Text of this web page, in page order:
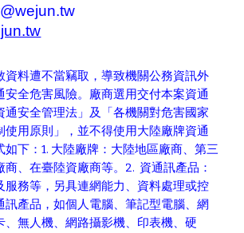
資料遭不當竊取，導致機關公務資訊外
安全危害風險。廠商選用交付本案資通
通安全管理法」及「各機關對危害國家
使用原則」，並不得使用大陸廠牌資通
下：1. 大陸廠牌：大陸地區廠商、第三
商、在臺陸資廠商等。2. 資通訊產品：
服務等，另具連網能力、資料處理或控
訊產品，如個人電腦、筆記型電腦、網
、無人機、網路攝影機、印表機、硬